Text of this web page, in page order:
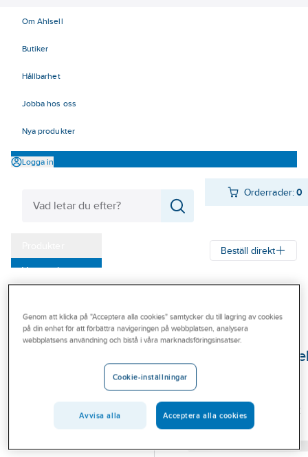
Om Ahlsell
Butiker
Hållbarhet
Jobba hos oss
Nya produkter
Logga in
Orderrader:0
Varumärken
Outlet
Branscher
Beställ direkt
IRONSIDE
SPÄRRKOMBINYCKEL
IRONSIDE 10MM 117322
Lev. artikelnr: 117322
Genom att klicka på "Acceptera alla cookies" samtycker du till lagring av cookies
på din enhet för att förbättra navigeringen på webbplatsen, analysera
webbplatsens användning och bistå i våra marknadsföringsinsatser.
Cookie-inställningar
Avvisa alla Acceptera alla cookies